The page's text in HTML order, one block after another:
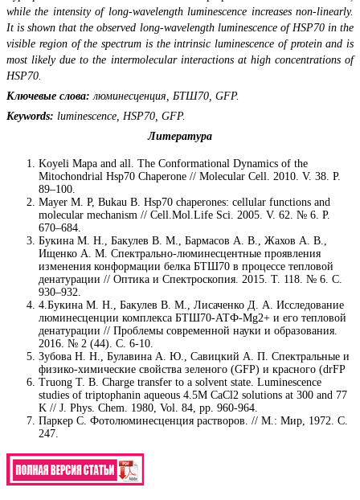
while the intensity of long-wavelength luminescence increases non-linearly.
It is shown that the observed long-wavelength luminescence of HSP70 in the
visible region of the spectrum is the intrinsic luminescence of protein and is
most likely due to the intermolecular interactions at high concentrations of
HSP70.
Ключевые слова: люминесценция, БТШ70, GFP.
Keywords: luminescence, HSP70, GFP.
Литература
Koyeli Mapa and all. The Conformational Dynamics of the
Mitochondrial Hsp70 Chaperone // Molecular Cell. 2010. V. 38. P.
89–100.
Mayer M. P, Bukau B. Hsp70 chaperones: cellular functions and
molecular mechanism // Cell.Mol.Life Sci. 2005. V. 62. № 6. P.
670–684.
Букина М. Н., Бакулев В. М., Бармасов А. В., Жахов А. В.,
Ищенко А. М. Спектрально-люминесцентные проявления
изменения конформации белка БТШ70 в процессе тепловой
денатурации // Оптика и Спектроскопия. 2015. Т. 118. № 6. С.
930–932.
4.Букина М. Н., Бакулев В. М., Лисаченко Д. А. Исследование
люминесценции комплекса БТШ70-АТФ-Mg2+ и его тепловой
денатурации // Проблемы современной науки и образования.
2016. № 2 (44). С. 6-10.
Зубова Н. Н., Булавина А. Ю., Савицкий А. П. Спектральные и
физико-химические свойства зеленого (GFP) и красного (drFP
Truong T. B. Charge transfer to a solvent state. Luminescence
studies of triptophanin aqueous 4.5M CaCl2 solutions at 300 and 77
K // J. Phys. Chem. 1980, Vol. 84, pp. 960-964.
Паркер С. Фотолюминесценция растворов. // М.: Мир, 1972. С.
247.